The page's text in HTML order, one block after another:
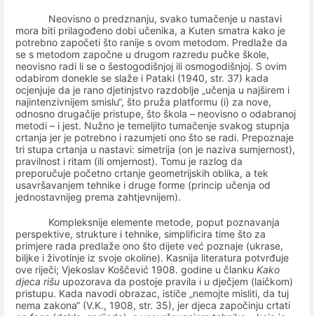
Neovisno o predznanju, svako tumačenje u nastavi
mora biti prilagođeno dobi učenika, a Kuten smatra kako je
potrebno započeti što ranije s ovom metodom. Predlaže da
se s metodom započne u drugom razredu pučke škole,
neovisno radi li se o šestogodišnjoj ili osmogodišnjoj. S ovim
odabirom donekle se slaže i Pataki (1940, str. 37) kada
ocjenjuje da je rano djetinjstvo razdoblje „učenja u najširem i
najintenzivnijem smislu“, što pruža platformu (i) za nove,
odnosno drugačije pristupe, što škola – neovisno o odabranoj
metodi – i jest. Nužno je temeljito tumačenje svakog stupnja
crtanja jer je potrebno i razumjeti ono što se radi. Prepoznaje
tri stupa crtanja u nastavi: simetrija (on je naziva sumjernost),
pravilnost i ritam (ili omjernost). Tomu je razlog da
preporučuje početno crtanje geometrijskih oblika, a tek
usavršavanjem tehnike i druge forme (princip učenja od
jednostavnijeg prema zahtjevnijem).
Kompleksnije elemente metode, poput poznavanja
perspektive, strukture i tehnike, simplificira time što za
primjere rada predlaže ono što dijete već poznaje (ukrase,
biljke i životinje iz svoje okoline). Kasnija literatura potvrđuje
ove riječi; Vjekoslav Koščević 1908. godine u članku Kako
djeca rišu upozorava da postoje pravila i u dječjem (laičkom)
pristupu. Kada navodi obrazac, ističe „nemojte misliti, da tuj
nema zakona“ (V.K., 1908, str. 35), jer djeca započinju crtati